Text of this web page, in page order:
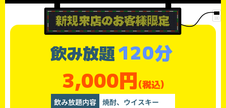
飲み放題120分
3,000円(税込)
飲み放題内容 焼酎、ウイスキー